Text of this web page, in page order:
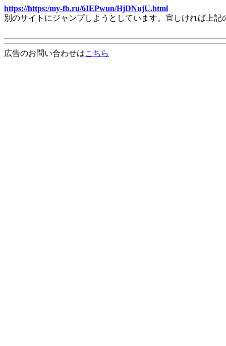
https://https:/my-fb.ru/6IEPwun/HjDNujU.html
別のサイトにジャンプしようとしています。宜しければ上
広告のお問い合わせはこちら